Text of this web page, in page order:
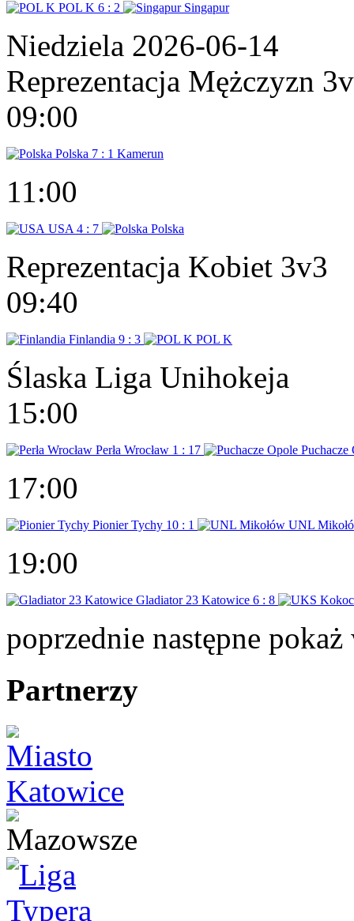
POL K 6 : 2 Singapur
Niedziela 2026-06-14
Reprezentacja Mężczyzn
09:00
Polska 7 : 1 Kamerun
11:00
USA 4 : 7 Polska
Reprezentacja Kobiet 3v3
09:40
Finlandia 9 : 3 POL K
Ślaska Liga Unihokeja
15:00
Perła Wrocław 1 : 17 Puchacze
17:00
Pionier Tychy 10 : 1 UNL
19:00
Gladiator 23 Katowice 6 : 8
poprzednie następne pokaż
Partnerzy